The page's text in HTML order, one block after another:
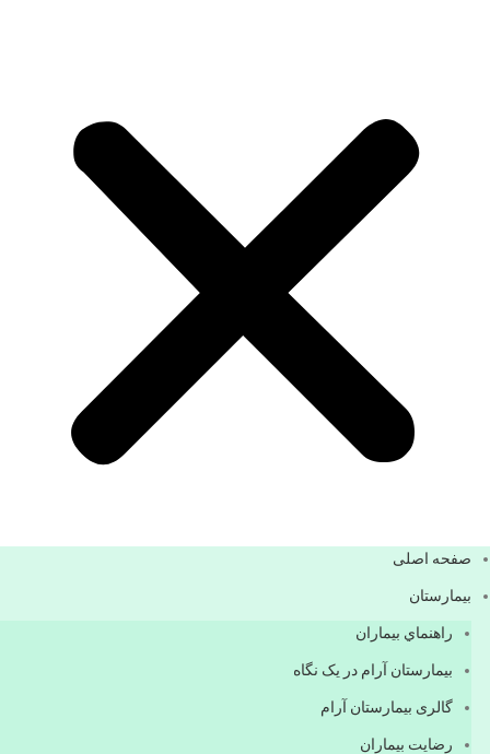
صفحه اصلی
بيمارستان
راهنماي بیماران
بیمارستان آرام در یک نگاه
گالری بیمارستان آرام
رضایت بیماران